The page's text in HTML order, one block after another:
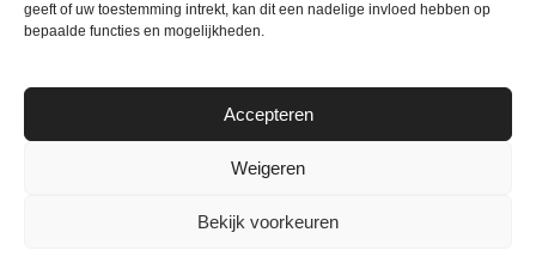
geeft of uw toestemming intrekt, kan dit een nadelige invloed hebben op
bepaalde functies en mogelijkheden.
Accepteren
Weigeren
Bekijk voorkeuren